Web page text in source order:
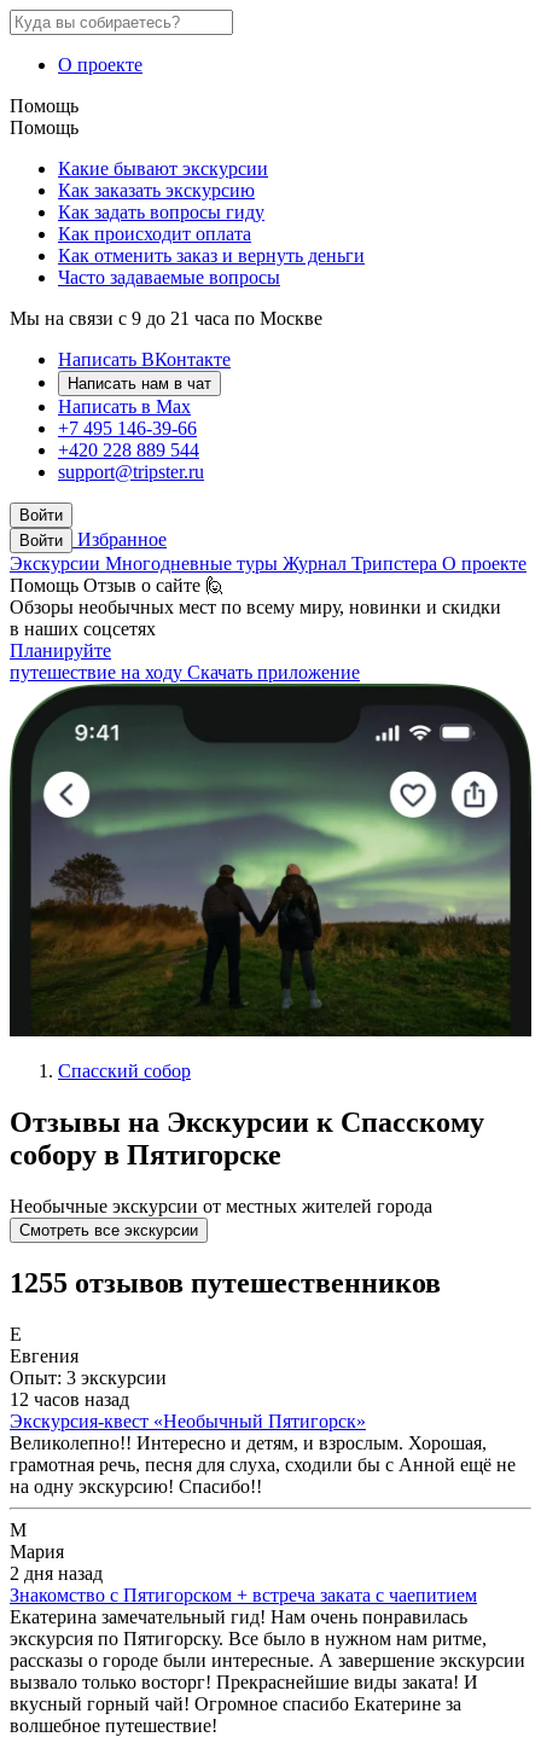
О проекте
Помощь
Помощь
Какие бывают экскурсии
Как заказать экскурсию
Как задать вопросы гиду
Как происходит оплата
Как отменить заказ и вернуть деньги
Часто задаваемые вопросы
Мы на связи с 9 до 21 часа по Москве
Написать ВКонтакте
Написать нам в чат
Написать в Max
+7 495 146-39-66
+420 228 889 544
support@tripster.ru
Войти
Войти
Избранное
Экскурсии Многодневные туры Журнал Трипстера О проекте
Помощь Отзыв о сайте 🙋
Обзоры необычных мест по всему миру, новинки и скидки
в наших соцсетях
Планируйте
путешествие на ходу Скачать приложение
Спасский собор
Отзывы на Экскурсии к Спасскому
собору в Пятигорске
Необычные экскурсии от местных жителей города
Смотреть все экскурсии
1255 отзывов путешественников
Е
Евгения
Опыт: 3 экскурсии
12 часов назад
Экскурсия-квест «Необычный Пятигорск»
Великолепно!! Интересно и детям, и взрослым. Хорошая,
грамотная речь, песня для слуха, сходили бы с Анной ещё не
на одну экскурсию! Спасибо!!
М
Мария
2 дня назад
Знакомство с Пятигорском + встреча заката с чаепитием
Екатерина замечательный гид! Нам очень понравилась
экскурсия по Пятигорску. Все было в нужном нам ритме,
рассказы о городе были интересные. А завершение экскурсии
вызвало только восторг! Прекраснейшие виды заката! И
вкусный горный чай! Огромное спасибо Екатерине за
волшебное путешествие!